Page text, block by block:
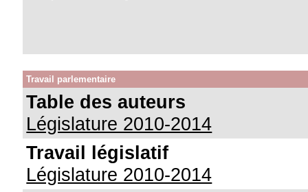
Travail parlementaire
Table des auteurs
Législature 2010-2014
Travail législatif
Législature 2010-2014